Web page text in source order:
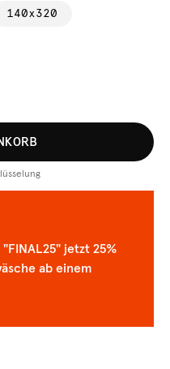
140x320
jetzt 25%
ab einem